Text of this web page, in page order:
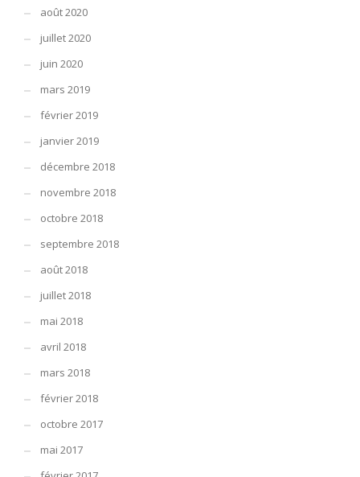
août 2020
juillet 2020
juin 2020
mars 2019
février 2019
janvier 2019
décembre 2018
novembre 2018
octobre 2018
septembre 2018
août 2018
juillet 2018
mai 2018
avril 2018
mars 2018
février 2018
octobre 2017
mai 2017